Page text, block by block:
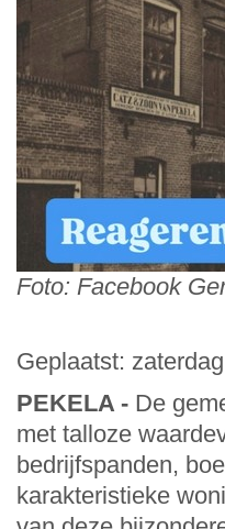
Foto: Facebook
Geplaatst:
PEKELA - De
met talloze
bedrijfspanden,
karakteristieke